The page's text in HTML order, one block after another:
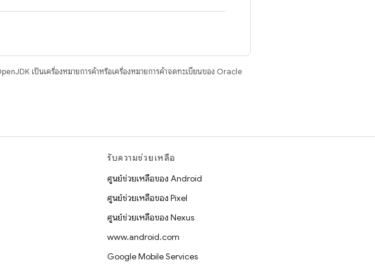
เป็นเครื่องหมายการค้าหรือเครื่องหมายการค้าจดทะเบียนของ Oracle
รับความช่วยเหลือ
ศูนย์ช่วยเหลือของ Android
ศูนย์ช่วยเหลือของ Pixel
ศูนย์ช่วยเหลือของ Nexus
www.android.com
Google Mobile Services